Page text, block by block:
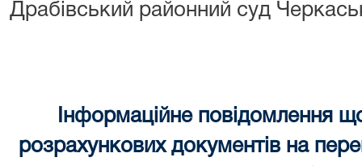
Драбівський районний суд
Інформаційне повідомлення
розрахункових документів на